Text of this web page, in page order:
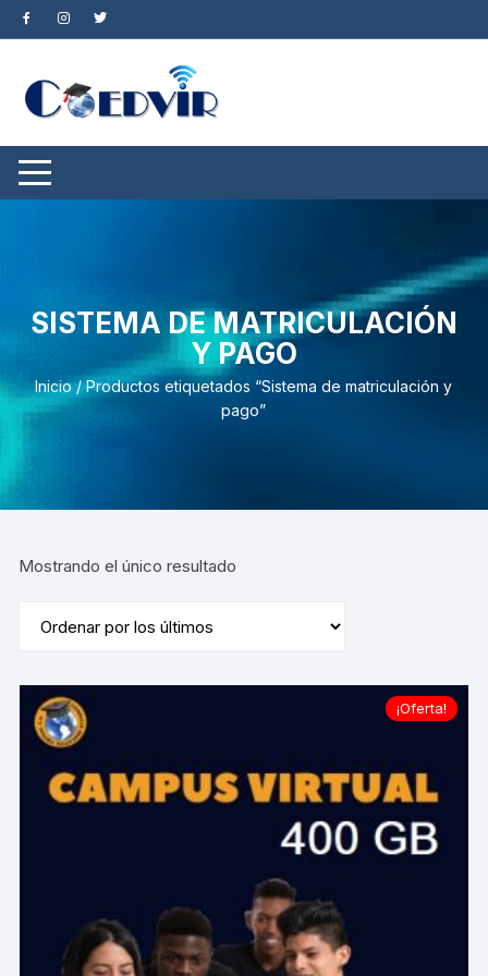
Saltar
al
SISTEMA DE MATRICULACIÓN
Y PAGO
Inicio/ Productos etiquetados “Sistema de matriculación y
pago”
Mostrando el único resultado
¡Oferta!